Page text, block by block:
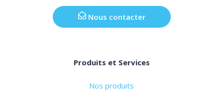
Nous contacter
Produits et Services
Nos produits